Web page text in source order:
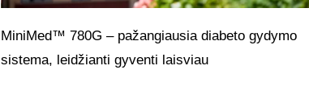
MiniMed™ 780G – pažangiausia diabeto gydymo
sistema, leidžianti gyventi laisviau